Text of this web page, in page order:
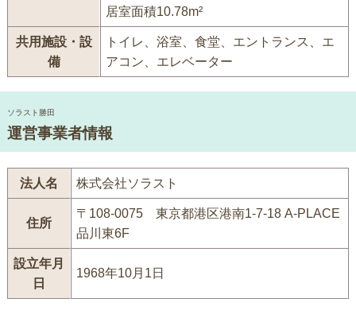
居室面積10.78m²
共用施設・設
備
トイレ、浴室、食堂、エントランス、エ
アコン、エレベーター
ソラスト勝田
運営事業者情報
法人名 株式会社ソラスト
住所
〒108-0075 東京都港区港南1-7-18 A-PLACE
品川東6F
設立年月
日
1968年10月1日